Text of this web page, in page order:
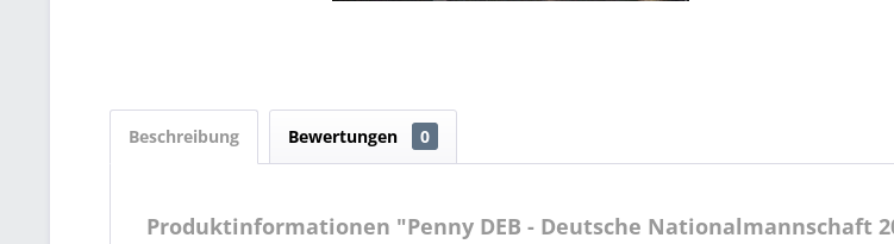
Beschreibung Bewertungen 0
Produktinformationen "Penny DEB - Deutsche Nationalmannschaft